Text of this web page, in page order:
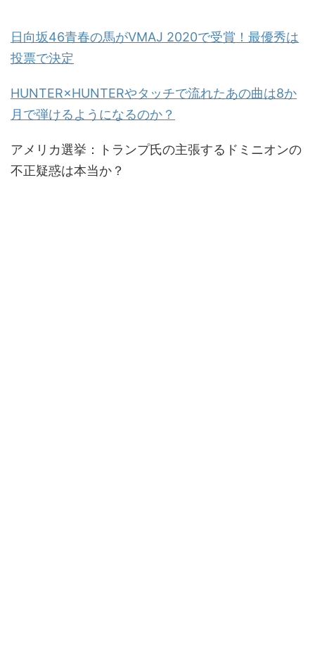
日向坂46青春の馬がVMAJ 2020で受賞！最優秀は
投票で決定
HUNTER×HUNTERやタッチで流れたあの曲は8か
月で弾けるようになるのか？
アメリカ選挙：トランプ氏の主張するドミニオンの
不正疑惑は本当か？